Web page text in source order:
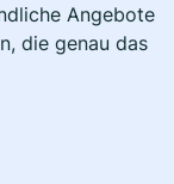
Angebote
die genau das